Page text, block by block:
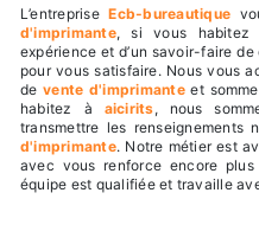
L’entrepriseEcb-bureautique
d'imprimante, si vous
expérience et d’un savoir-faire
pour vous satisfaire. Nous vous
devente d'imprimanteet
habitez à aicirits, nous
transmettre les renseignements
d'imprimante. Notre métier est
avec vous renforce encore
équipe est qualifiée et travaille